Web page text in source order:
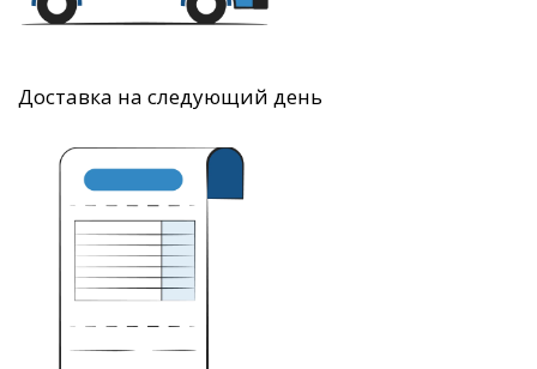
Доставка на следующий день